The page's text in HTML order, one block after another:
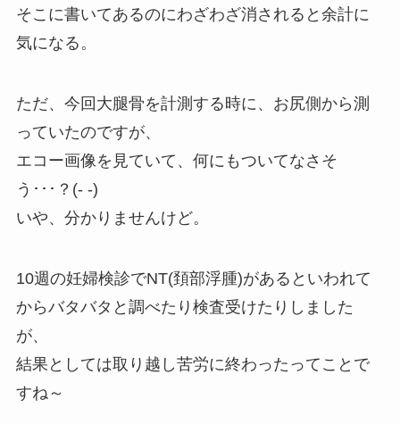
そこに書いてあるのにわざわざ消されると余計に
気になる。
ただ、今回大腿骨を計測する時に、お尻側から測
っていたのですが、
エコー画像を見ていて、何にもついてなさそ
う･･･？(- -)
いや、分かりませんけど。
10週の妊婦検診でNT(頚部浮腫)があるといわれて
からバタバタと調べたり検査受けたりしました
が、
結果としては取り越し苦労に終わったってことで
すね～